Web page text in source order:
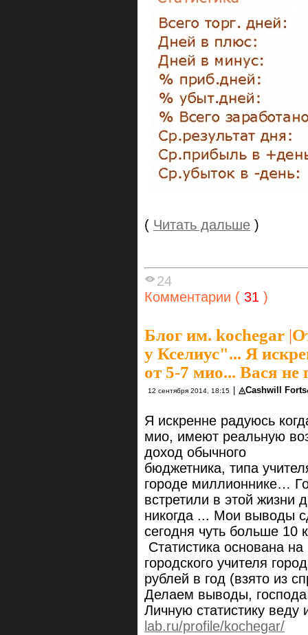
( Читать дальше )
24
Комментарии ( 31 )
Блог им. kochegar |
у Кселиус"... Я
от 5-7 мио... Вася не
12 сентября 2014, 18:15 ◬Cashwill
Я искренне радуюсь
мио, имеют реальную
доход обычного
бюджетника, типа
городе миллионнике…
встретили в этой жизни
никогда ... Мои выводы
сегодня чуть больше 10
Статистика основана
городского учителя
рублей в год (взято из
Делаем выводы,
Личную статистику веду
lab.ru/profile/kochegar/